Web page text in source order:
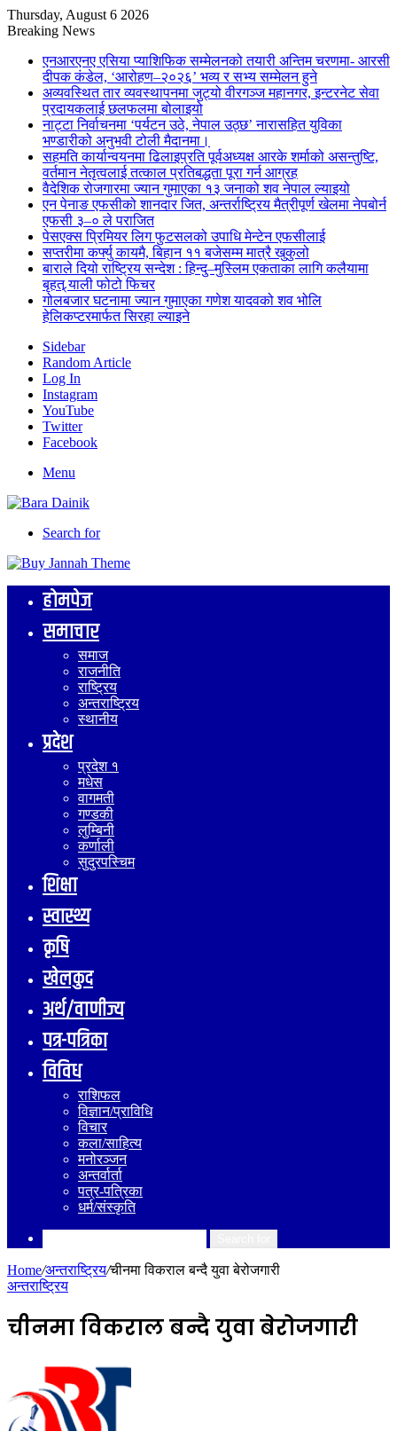
Thursday, August 6 2026
Breaking News
एनआरएनए एसिया प्याशिफिक सम्मेलनको तयारी अन्तिम चरणमा- आरसी
दीपक कंडेल, ‘आरोहण–२०२६’ भव्य र सभ्य सम्मेलन हुने
अव्यवस्थित तार व्यवस्थापनमा जुट्यो वीरगञ्ज महानगर, इन्टरनेट सेवा
प्रदायकलाई छलफलमा बोलाइयो
नाट्टा निर्वाचनमा ‘पर्यटन उठे, नेपाल उठ्छ’ नारासहित युविका
भण्डारीको अनुभवी टोली मैदानमा।
सहमति कार्यान्वयनमा ढिलाइप्रति पूर्वअध्यक्ष आरके शर्माको असन्तुष्टि,
वर्तमान नेतृत्वलाई तत्काल प्रतिबद्धता पूरा गर्न आग्रह
वैदेशिक रोजगारमा ज्यान गुमाएका १३ जनाको शव नेपाल ल्याइयो
एन पेनाङ एफसीको शानदार जित, अन्तर्राष्ट्रिय मैत्रीपूर्ण खेलमा नेपबोर्न
एफसी ३–० ले पराजित
पेसएक्स प्रिमियर लिग फुटसलको उपाधि मेन्टेन एफसीलाई
सप्तरीमा कर्फ्यु कायमै, बिहान ११ बजेसम्म मात्रै खुकुलो
बाराले दियो राष्ट्रिय सन्देश : हिन्दु–मुस्लिम एकताका लागि कलैयामा
बृहत् र्‍याली फोटो फिचर
गोलबजार घटनामा ज्यान गुमाएका गणेश यादवको शव भोलि
हेलिकप्टरमार्फत सिरहा ल्याइने
Sidebar
Random Article
Log In
Instagram
YouTube
Twitter
Facebook
Menu
Search for
होमपेज
समाचार
समाज
राजनीति
राष्ट्रिय
अन्तराष्ट्रिय
स्थानीय
प्रदेश
प्रदेश १
मधेस
वागमती
गण्डकी
लुम्बिनी
कर्णाली
सुदुरपस्चिम
शिक्षा
स्वास्थ्य
कृषि
खेलकुद
अर्थ/वाणीज्य
पत्र-पत्रिका
विविध
राशिफल
विज्ञान/प्राविधि
विचार
कला/साहित्य
मनोरञ्जन
अन्तर्वार्ता
पत्र-पत्रिका
धर्म/संस्कृति
Home/अन्तराष्ट्रिय/चीनमा विकराल बन्दै युवा बेरोजगारी
अन्तराष्ट्रिय
चीनमा विकराल बन्दै युवा बेरोजगारी